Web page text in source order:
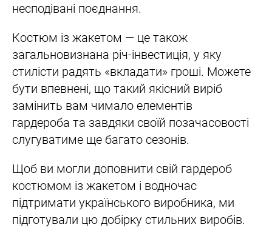
несподівані поєднання.
Костюм із жакетом — це також
загальновизнана річ-інвестиція, у яку
стилісти радять «вкладати» гроші. Можете
бути впевнені, що такий якісний виріб
замінить вам чимало елементів
гардероба та завдяки своїй позачасовості
слугуватиме ще багато сезонів.
Щоб ви могли доповнити свій гардероб
костюмом із жакетом і водночас
підтримати українського виробника, ми
підготували цю добірку стильних виробів.